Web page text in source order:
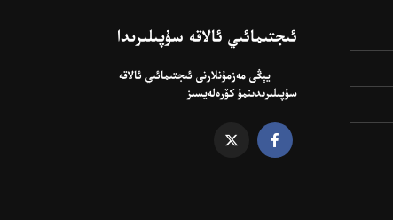
ئىجتىمائىي ئالاقە سۇپىلىرىدا
يېڭى مەزمۇنلارنى ئىجتىمائىي ئالاقە
سۇپىلىرىدىنمۇ كۆرەلەيسىز